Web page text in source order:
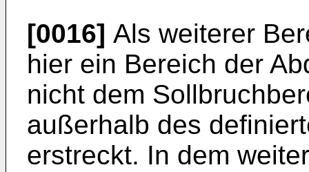
[0016] Als weiterer
hier ein Bereich der
nicht dem
außerhalb des
erstreckt. In dem